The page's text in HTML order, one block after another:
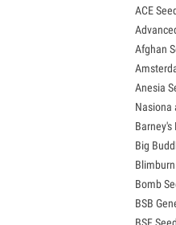
Nasiona
Nasiona
Nasiona
Nasiona
Nasiona
Nasiona
Nasiona
Girl
Nasiona
Nasiona
Nasiona
ACE
Afghan
Anesia
Nasiona
Barney's
Big
Bomb
BSB
BSF